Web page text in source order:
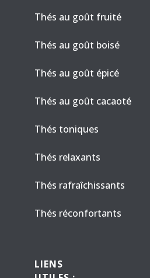
Thés au goût fruité
Thés au goût boisé
Thés au goût épicé
Thés au goût cacaoté
Thés toniques
Thés relaxants
Thés rafraîchissants
Thés réconfortants
LIENS